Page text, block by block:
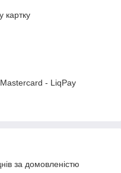
картку
- LiqPay
за домовленістю